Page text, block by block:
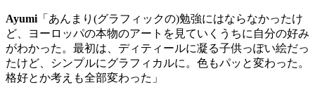
Ayumi 「あんまり (グラフィックの)勉強にはならなかったけ
ど、ヨーロッパの本物のアートを見ていくうちに自分の好み
がわかった。最初は、ディティールに凝る子供っぽい絵だっ
たけど、シンプルにグラフィカルに。色もパッと変わった。
格好とか考えも全部変わった」